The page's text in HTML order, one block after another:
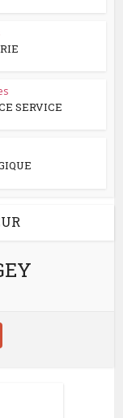
SERVICE